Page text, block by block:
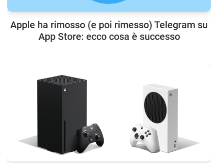
Apple ha rimosso (e poi rimesso) Telegram su
App Store: ecco cosa è successo